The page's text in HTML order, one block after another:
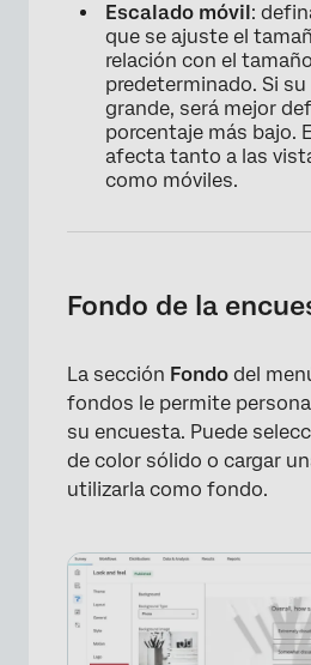
Escalado móvil :
que se ajuste el
relación con el tamaño
predeterminado. Si
grande, será mejor
porcentaje más bajo.
afecta tanto a las
como móviles.
Fondo de la
La sección Fondo del
fondos le permite
su encuesta. Puede
de color sólido o cargar
utilizarla como fondo.